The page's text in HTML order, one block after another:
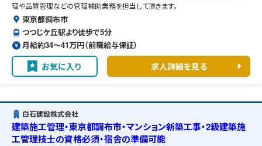
理や品質管理などの管理補助業務を担当して頂きます。
東京都調布市
つつじケ丘駅より徒歩で5分
月給約34〜41万円（前職給与保証）
お気に入り 求人詳細を見る
白石建設株式会社
建築施工管理・東京都調布市・マンション新築工事・2級建築施
工管理技士の資格必須・宿舎の準備可能